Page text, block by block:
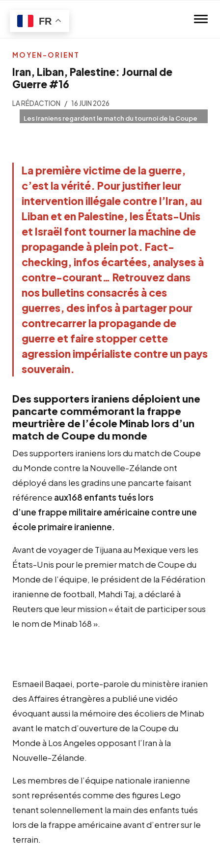
Les Iraniens regardent le match du tournoi de la Coupe
Iran, Liban, Palestine: Journal de
Guerre #16
LA RÉDACTION 16 JUIN 2026
La première victime de la guerre,
c’est la vérité. Pour justifier leur
intervention illégale contre l’Iran, au
Liban et en Palestine, les États-Unis
et Israël font tourner la machine de
propagande à plein pot. Fact-
checking, infos écartées, analyses à
contre-courant… Retrouvez dans
nos bulletins consacrés à ces
guerres, des infos à partager pour
contrecarrer la propagande de
guerre et faire stopper cette
agression impérialiste contre un pays
souverain.
Des supporters iraniens déploient une
pancarte commémorant la frappe
meurtrière de l’école Minab lors d’un
match de Coupe du monde
Des supporters iraniens lors du match de Coupe
du Monde contre la Nouvelle-Zélande ont
déployé dans les gradins une pancarte faisant
référence aux168 enfants tués lors
d’une frappe militaire américaine contre une
école primaire iranienne.
Avant de voyager de Tijuana au Mexique vers les
États-Unis pour le premier match de Coupe du
Monde de l’équipe, le président de la Fédération
iranienne de football, Mahdi Taj, a déclaré à
Reuters que leur mission « était de participer sous
le nom de Minab 168 ».
Esmaeil Baqaei, porte-parole du ministère iranien
des Affaires étrangères a publié une vidéo
évoquant aussi la mémoire des écoliers de Minab
avant le match d’ouverture de la Coupe du
Monde à Los Angeles opposant l’Iran à la
Nouvelle-Zélande.
Les membres de l’équipe nationale iranienne
sont représentés comme des figures Lego
tenant solennellement la main des enfants tués
lors de la frappe américaine avant d’entrer sur le
terrain.
MOYEN-ORIENT
FR